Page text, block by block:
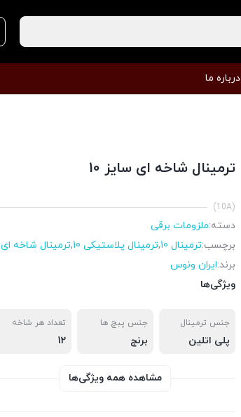
درباره ما
ترمینال شاخه ای سایز 10
(10A)
دسته:ملزومات برقی
برچسب:ترمینال 10 ,ترمینال پلاستیکی 10 ,ترمینال شاخه ای
برند:ایران ونوس
ویژگی‌ها
جنس ترمینال
پلی اتلین
جنس پبچ ها
برنج
تعداد هر شاخه
12
مشاهده همه ویژگی‌ها